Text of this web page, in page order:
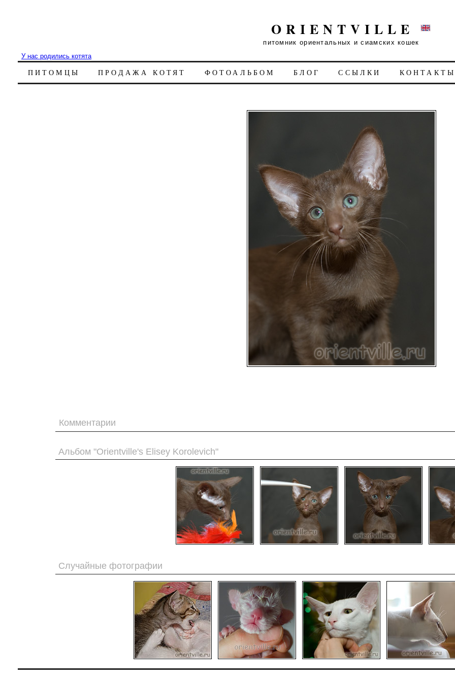
ORIENTVILLE
питомник ориентальных и сиамских кошек
У нас родились котята
ПИТОМЦЫ ПРОДАЖА КОТЯТ ФОТОАЛЬБОМ БЛОГ ССЫЛКИ КОНТАКТЫ
Комментарии
Альбом "Orientville's Elisey Korolevich"
Случайные фотографии